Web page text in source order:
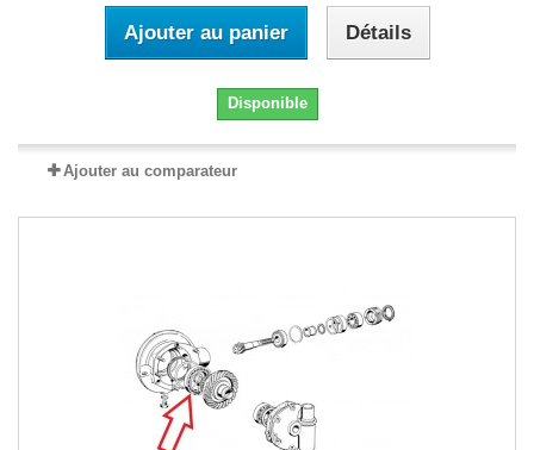
Ajouter au panier Détails
Disponible
Ajouter au comparateur